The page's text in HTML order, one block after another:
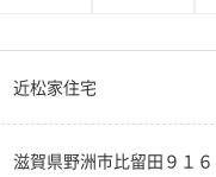
近松家住宅
滋賀県野洲市比留田９１６